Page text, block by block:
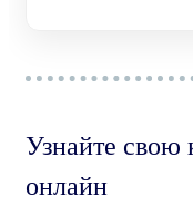
Узнайте свою
онлайн